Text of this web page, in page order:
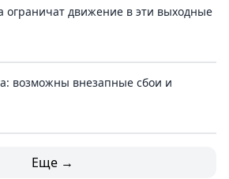
ограничат движение в эти выходные
возможны внезапные сбои и
Еще →